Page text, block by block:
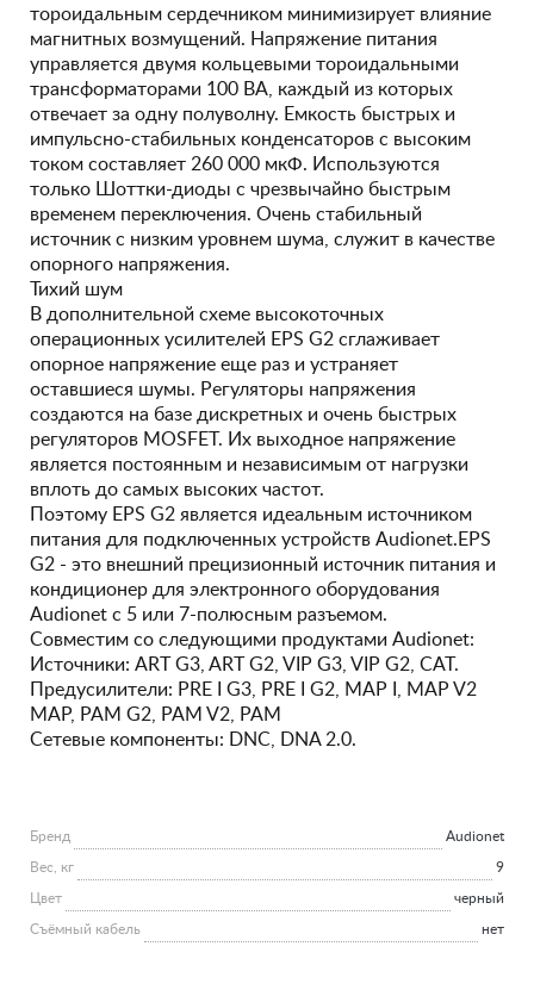
тороидальным сердечником минимизирует влияние
магнитных возмущений. Напряжение питания
управляется двумя кольцевыми тороидальными
трансформаторами 100 ВА, каждый из которых
отвечает за одну полуволну. Емкость быстрых и
импульсно-стабильных конденсаторов с высоким
током составляет 260 000 мкФ. Используются
только Шоттки-диоды с чрезвычайно быстрым
временем переключения. Очень стабильный
источник с низким уровнем шума, служит в качестве
опорного напряжения.
Тихий шум
В дополнительной схеме высокоточных
операционных усилителей EPS G2 сглаживает
опорное напряжение еще раз и устраняет
оставшиеся шумы. Регуляторы напряжения
создаются на базе дискретных и очень быстрых
регуляторов MOSFET. Их выходное напряжение
является постоянным и независимым от нагрузки
вплоть до самых высоких частот.
Поэтому EPS G2 является идеальным источником
питания для подключенных устройств Audionet.EPS
G2 - это внешний прецизионный источник питания и
кондиционер для электронного оборудования
Audionet с 5 или 7-полюсным разъемом.
Совместим со следующими продуктами Audionet:
Источники: ART G3, ART G2, VIP G3, VIP G2, CAT.
Предусилители: PRE I G3, PRE I G2, MAP I, MAP V2
MAP, PAM G2, PAM V2, PAM
Сетевые компоненты: DNC, DNA 2.0.
Бренд Audionet
Вес, кг 9
Цвет черный
Съёмный кабель нет